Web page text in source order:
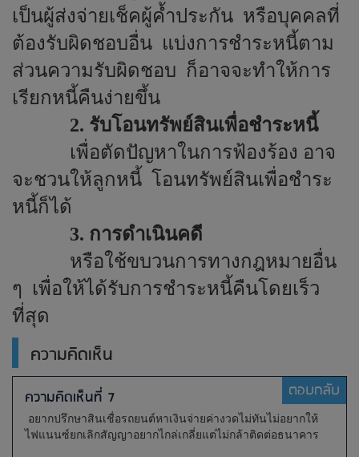
เป็นผู้ส่งจ่ายเช็คผู้ค้ำประกัน หรือบุคคลที่
ต้องรับผิดชอบอื่น แบ่งการชำระหนี้ตาม
ส่วนความรับผิดชอบ ก็อาจจะทำให้การ
เรียกหนี้คืนง่ายขึ้น
2. รับโอนทรัพย์สินเพื่อชำระหนี้
เพื่อตัดปัญหาในการฟ้องร้อง อาจ
จะชวนให้ลูกหนี้ โอนทรัพย์สินเพื่อชำระ
หนี้ก็ได้
3. การดำเนินคดี
หรือใช้ขบวนการทางกฎหมายอื่น
ๆ
เพื่อให้ได้รับการชำระหนี้คืนโดยเร็ว
ที่สุด
ความคิดเห็น
ความคิดเห็นที่ 7 ตอบกลับ
อยากปรึกษาสินเชื่อรถยนต์หาเงินจ่ายค่างวดไม่ทันไม่อยากให้
ไฟแนนซ์ยกเลิกสัญญาอยากไกล่เกลี่ยแต่ไม่กล้าติดต่อธนาคาร